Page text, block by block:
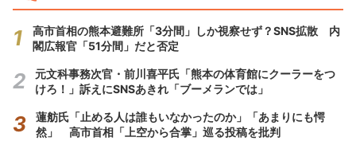
高市首相の熊本避難所「3分間」しか視察せず？SNS拡散 内
閣広報官「51分間」だと否定
元文科事務次官・前川喜平氏「熊本の体育館にクーラーをつ
けろ！」訴えにSNSあきれ「ブーメランでは」
蓮舫氏「止める人は誰もいなかったのか」「あまりにも愕
然」 高市首相「上空から合掌」巡る投稿を批判